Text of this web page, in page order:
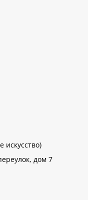
искусство)
дом 7